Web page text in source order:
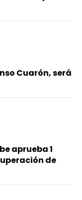
Cuarón, será
aprueba 1
de